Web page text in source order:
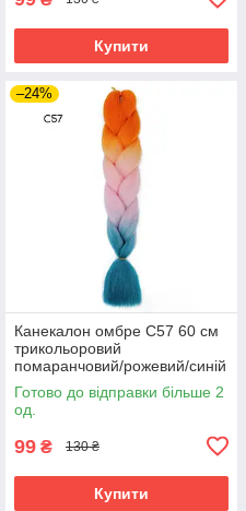
Купити
–24%
Канекалон омбре C57 60 см
трикольоровий
помаранчовий/рожевий/синій
Готово до відправки більше 2
од.
99 ₴ 130 ₴
Купити